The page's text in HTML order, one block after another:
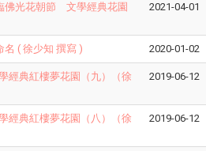
佛光花朝節 文學經典花園
2021-04-01
名 ( 徐少知 撰寫 ) 2020-01-02
經典紅樓夢花園（九）（徐
2019-06-12
經典紅樓夢花園（八）（徐
2019-06-12